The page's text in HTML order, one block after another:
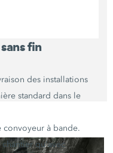
fin
des installations
standard dans le
convoyeur à bande.
qu'avec